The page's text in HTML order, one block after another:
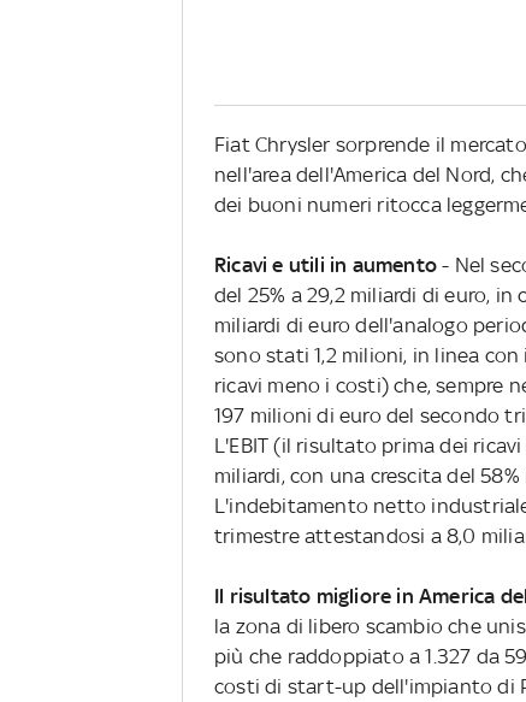
Fiat Chrysler sorprende il
nell'area dell'America del Nord,
dei buoni numeri ritocca
Ricavi e utili in aumento- Nel
del 25% a 29,2 miliardi di euro,
miliardi di euro dell'analogo
sono stati 1,2 milioni, in linea
ricavi meno i costi) che, sempre
197 milioni di euro del secondo
L'EBIT (il risultato prima dei
miliardi, con una crescita del
L'indebitamento netto
trimestre attestandosi a 8,0
Il risultato migliore in America
la zona di libero scambio che
più che raddoppiato a 1.327 da
costi di start-up dell'impianto di